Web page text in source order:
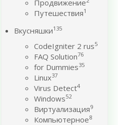
Продвижение
Путешествия1
Вкусняшки135
CodeIgniter 2 rus5
FAQ Solution76
for Dummies35
Linux37
Virus Detect4
Windows52
Виртуализация9
Компьютерное8